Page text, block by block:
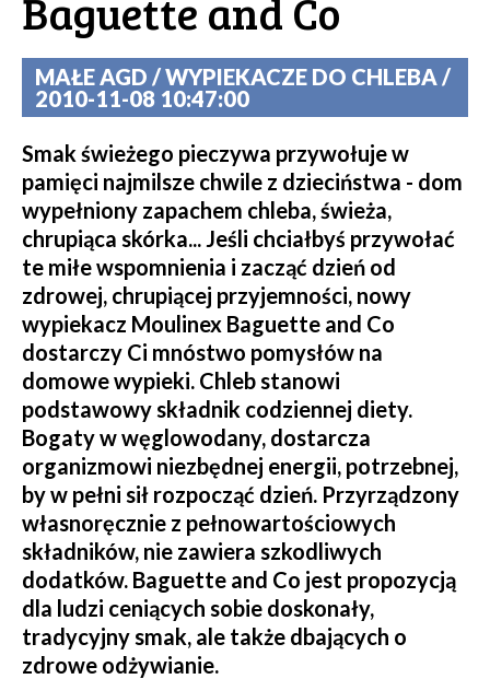
Baguette and Co
MAŁE AGD / WYPIEKACZE DO CHLEBA /
2010-11-08 10:47:00
Smak świeżego pieczywa przywołuje w
pamięci najmilsze chwile z dzieciństwa - dom
wypełniony zapachem chleba, świeża,
chrupiąca skórka... Jeśli chciałbyś przywołać
te miłe wspomnienia i zacząć dzień od
zdrowej, chrupiącej przyjemności, nowy
wypiekacz Moulinex Baguette and Co
dostarczy Ci mnóstwo pomysłów na
domowe wypieki. Chleb stanowi
podstawowy składnik codziennej diety.
Bogaty w węglowodany, dostarcza
organizmowi niezbędnej energii, potrzebnej,
by w pełni sił rozpocząć dzień. Przyrządzony
własnoręcznie z pełnowartościowych
składników, nie zawiera szkodliwych
dodatków. Baguette and Co jest propozycją
dla ludzi ceniących sobie doskonały,
tradycyjny smak, ale także dbających o
zdrowe odżywianie.